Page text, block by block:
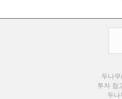
두나
투자 참
두